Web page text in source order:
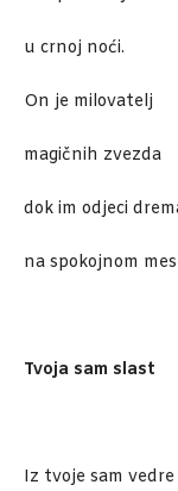
u crnoj noći.
On je milovatelj
magičnih zvezda
dok im odjeci
na spokojnom
Tvoja sam slast
Iz tvoje sam